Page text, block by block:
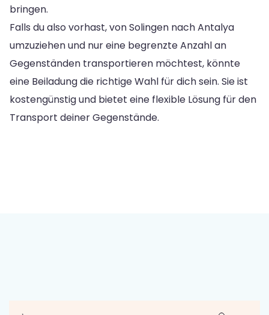
bringen.
Falls du also vorhast, von Solingen nach Antalya
umzuziehen und nur eine begrenzte Anzahl an
Gegenständen transportieren möchtest, könnte
eine Beiladung die richtige Wahl für dich sein. Sie ist
kostengünstig und bietet eine flexible Lösung für den
Transport deiner Gegenstände.